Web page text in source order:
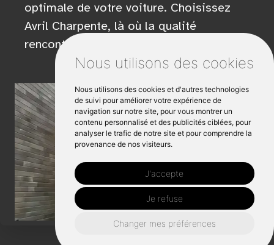
Nous utilisons des cookies
Nous utilisons des cookies et d'autres technologies
de suivi pour améliorer votre expérience de
navigation sur notre site, pour vous montrer un
contenu personnalisé et des publicités ciblées, pour
analyser le trafic de notre site et pour comprendre la
provenance de nos visiteurs.
J'accepte
Je refuse
Changer mes préférences
optimale de votre voiture. Choisissez
Avril Charpente, là où la qualité
rencontre la satisfaction.